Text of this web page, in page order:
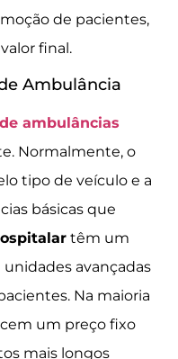
de pacientes,
final.
Ambulância
ambulâncias
Normalmente, o
tipo de veículo e a
básicas que
têm um
avançadas
Na maioria
um preço fixo
mais longos